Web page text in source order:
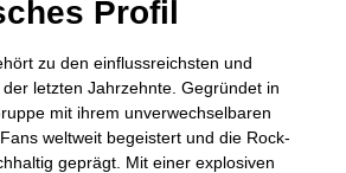
Profil
zu den einflussreichsten und
letzten Jahrzehnte. Gegründet in
mit ihrem unverwechselbaren
weltweit begeistert und die Rock-
geprägt. Mit einer explosiven